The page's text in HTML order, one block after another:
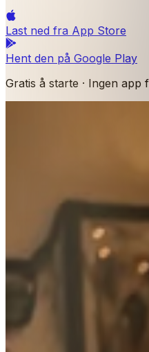
Last ned fra App Store
Hent den på Google Play
Gratis å starte · Ingen app